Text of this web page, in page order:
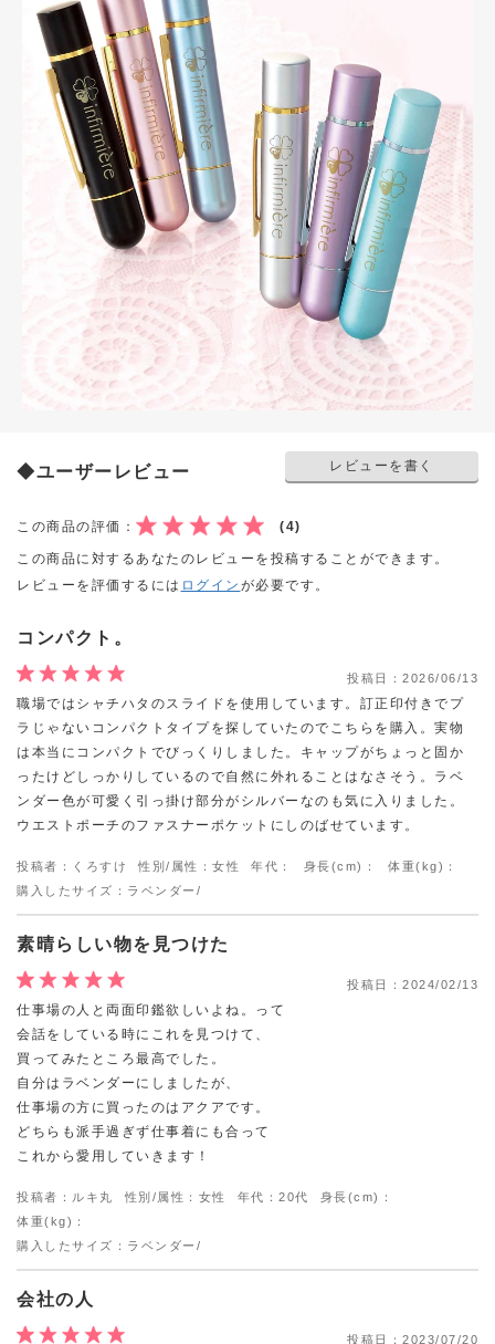
◆ユーザーレビュー レビューを書く
この商品の評価： (4)
この商品に対するあなたのレビューを投稿することができます。
レビューを評価するには ログイン が必要です。
コンパクト。
投稿日： 2026/06/13
職場ではシャチハタのスライドを使用しています。訂正印付きでプ
ラじゃないコンパクトタイプを探していたのでこちらを購入。実物
は本当にコンパクトでびっくりしました。キャップがちょっと固か
ったけどしっかりしているので自然に外れることはなさそう。ラベ
ンダー色が可愛く引っ掛け部分がシルバーなのも気に入りました。
ウエストポーチのファスナーポケットにしのばせています。
投稿者：くろすけ 性別/属性：女性 年代： 身長(cm)：
体重(kg)：
購入したサイズ：ラベンダー/
素晴らしい物を見つけた
投稿日： 2024/02/13
仕事場の人と両面印鑑欲しいよね。って
会話をしている時にこれを見つけて、
買ってみたところ最高でした。
自分はラベンダーにしましたが、
仕事場の方に買ったのはアクアです。
どちらも派手過ぎず仕事着にも合って
これから愛用していきます！
投稿者：ルキ丸 性別/属性：女性 年代：20代
身長(cm)：
体重(kg)：
購入したサイズ：ラベンダー/
会社の人
投稿日： 2023/07/20